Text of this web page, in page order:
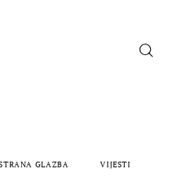
GLAZBA
VIJESTI